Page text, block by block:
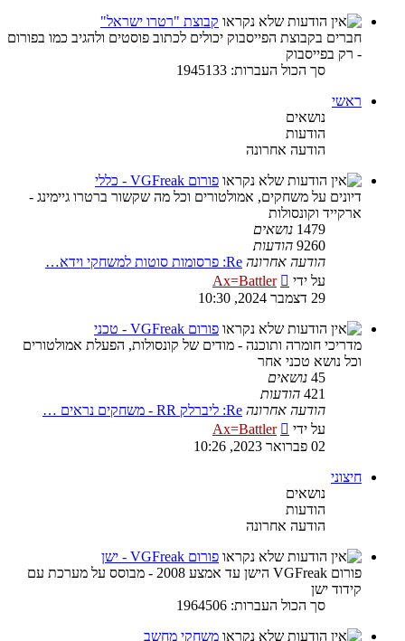
קבוצת "רטרו ישראל"
חברים בקבוצת הפייסבוק יכולים לכתוב פוסטים ולהגיב כמו בפורום
- רק בפייסבוק
סך הכול העברות: 1945133
ראשי
נושאים
הודעות
הודעה אחרונה
פורום VGFreak - כללי
דיונים על משחקים, אמולטורים וכל מה שקשור ברטרו גיימינג -
ארקייד וקונסולות
1479 נושאים
9260 הודעות
הודעה אחרונה Re: פרסומות סוטות למשחקי וידא…
על ידי
Ax=Battler
בהודעה
29 דצמבר 2024, 10:30
פורום VGFreak - טכני
מדריכי חומרה ותוכנה - מודים של קונסולות, הפעלת אמולטורים
וכל נושא טכני אחר
45 נושאים
421 הודעות
הודעה אחרונה Re: ליברלק RR - משחקים נראים …
על ידי
Ax=Battler
בהודעה
02 פברואר 2023, 10:26
חיצוני
נושאים
הודעות
הודעה אחרונה
פורום VGFreak - ישן
פורום VGFreak הישן עד אמצע 2008 - מבוסס על מערכת עם
קידוד ישן
סך הכול העברות: 1964506
משחקי מחשב